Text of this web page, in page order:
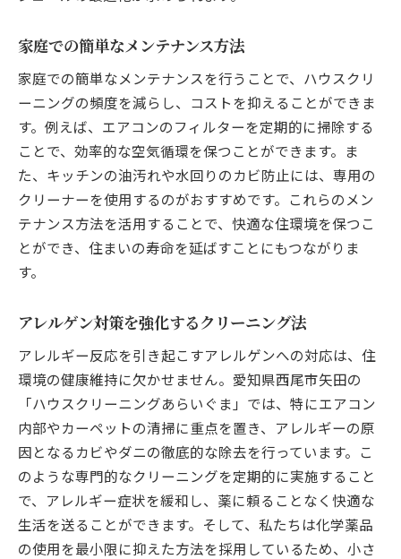
家庭での簡単なメンテナンス方法
家庭での簡単なメンテナンスを行うことで、ハウスクリ
ーニングの頻度を減らし、コストを抑えることができま
す。例えば、エアコンのフィルターを定期的に掃除する
ことで、効率的な空気循環を保つことができます。ま
た、キッチンの油汚れや水回りのカビ防止には、専用の
クリーナーを使用するのがおすすめです。これらのメン
テナンス方法を活用することで、快適な住環境を保つこ
とができ、住まいの寿命を延ばすことにもつながりま
す。
アレルゲン対策を強化するクリーニング法
アレルギー反応を引き起こすアレルゲンへの対応は、住
環境の健康維持に欠かせません。愛知県西尾市矢田の
「ハウスクリーニングあらいぐま」では、特にエアコン
内部やカーペットの清掃に重点を置き、アレルギーの原
因となるカビやダニの徹底的な除去を行っています。こ
のような専門的なクリーニングを定期的に実施すること
で、アレルギー症状を緩和し、薬に頼ることなく快適な
生活を送ることができます。そして、私たちは化学薬品
の使用を最小限に抑えた方法を採用しているため、小さ